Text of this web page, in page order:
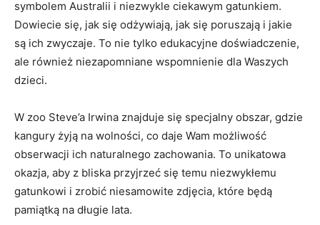
symbolem Australii i niezwykle ciekawym gatunkiem.
Dowiecie się, jak się odżywiają, jak się ⁣poruszają ⁢i jakie
są ⁣ich zwyczaje. To nie tylko edukacyjne doświadczenie,
ale również niezapomniane wspomnienie dla Waszych
‌dzieci.
W zoo Steve’a Irwina‍ znajduje się​ specjalny obszar, gdzie
kangury żyją na wolności, co daje Wam możliwość
obserwacji ich naturalnego‍ zachowania. To unikatowa
okazja, ‍aby ​z​ bliska⁣ przyjrzeć się ⁤temu niezwykłemu
gatunkowi i zrobić niesamowite zdjęcia, które będą
pamiątką‌ na długie lata.